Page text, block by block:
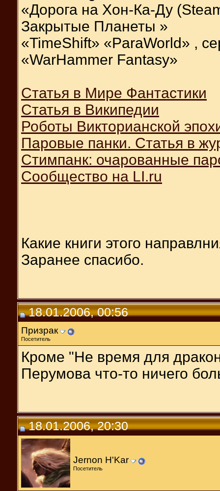
«Дорога на Хон-Ка-Ду
Закрытые Планеты »
«TimeShift» «ParaWorld» ,
«WarHammer Fantasy»
Статья в Мире Фантастики
Статья в Википедии
Роботы Викторианской
Паровые панки. Статья в
Стимпанк: очарованные
Сообщество на LI.ru
Какие книги этого
Заранее спасибо.
18.01.2006, 00:56
Призрак
Посетитель
Кроме "Не время для
Перумова что-то ничего
18.01.2006, 20:30
Jernon H'Kar
Посетитель